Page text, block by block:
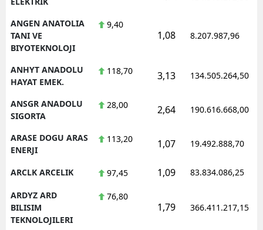
ANGEN ANATOLIA
TANI VE
BIYOTEKNOLOJI
9,40
1,08 8.207.987,96
ANHYT ANADOLU
HAYAT EMEK.
118,70 3,13 134.505.264,50
ANSGR ANADOLU
SIGORTA
28,00 2,64 190.616.668,00
ARASE DOGU ARAS
ENERJI
113,20 1,07 19.492.888,70
ARCLK ARCELIK 97,45 1,09 83.834.086,25
ARDYZ ARD
BILISIM
TEKNOLOJILERI
76,80
1,79 366.411.217,15